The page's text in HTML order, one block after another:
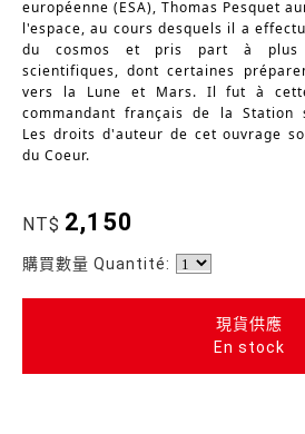
européenne (ESA), Thomas Pesquet
l'espace, au cours desquels il a
du cosmos et pris part à plus
scientifiques, dont certaines
vers la Lune et Mars. Il fut à
commandant français de la Station
Les droits d'auteur de cet ouvrage
du Coeur.
NT$ 2,150
購買數量 Quantité:
現貨供應
En stock